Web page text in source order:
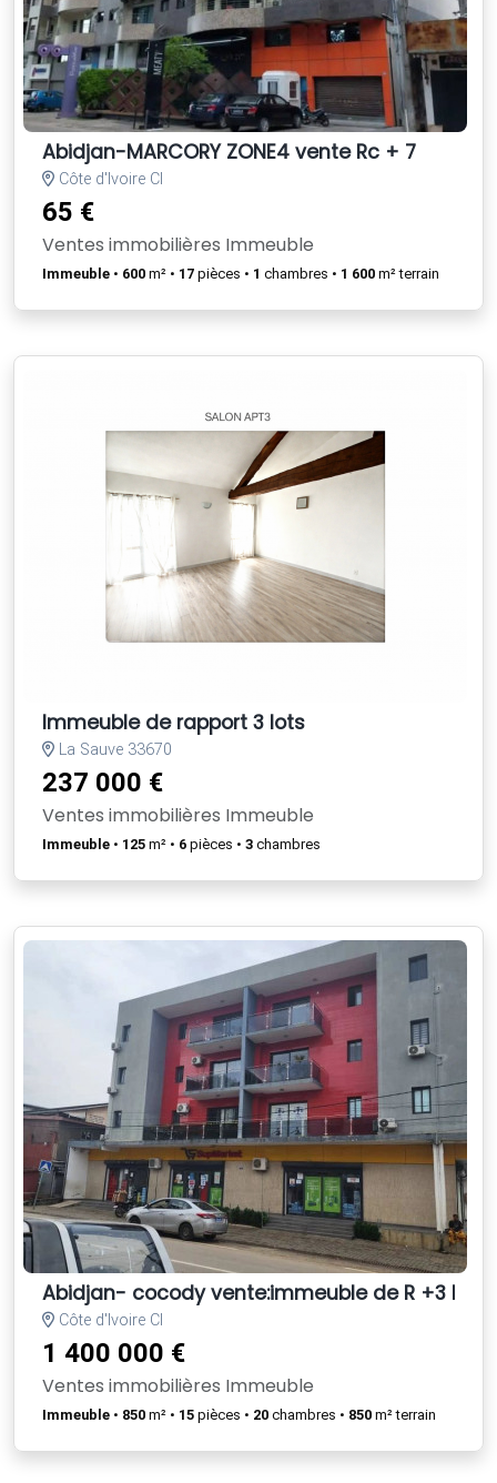
Abidjan-MARCORY ZONE4 vente Rc + 7
Côte d'Ivoire CI
65 €
Ventes immobilières Immeuble
Immeuble • 600 m² • 17 pièces • 1 chambres • 1 600 m² terrain
Immeuble de rapport 3 lots
La Sauve 33670
237 000 €
Ventes immobilières Immeuble
Immeuble • 125 m² • 6 pièces • 3 chambres
Abidjan- cocody vente:immeuble de R +3
Côte d'Ivoire CI
1 400 000 €
Ventes immobilières Immeuble
Immeuble • 850 m² • 15 pièces • 20 chambres • 850 m² terrain